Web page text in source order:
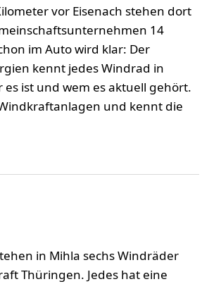
vor Eisenach stehen dort
14
im Auto wird klar: Der
kennt jedes Windrad in
ist und wem es aktuell gehört.
und kennt die
in Mihla sechs Windräder
Thüringen. Jedes hat eine